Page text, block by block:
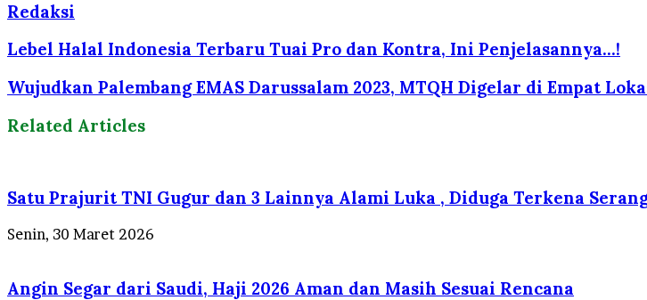
Redaksi
Lebel Halal Indonesia Terbaru Tuai Pro dan Kontra, Ini Penjelasannya...!
Wujudkan Palembang EMAS Darussalam 2023, MTQH Digelar di Empat
Related Articles
Satu Prajurit TNI Gugur dan 3 Lainnya Alami Luka , Diduga Terkena
Senin, 30 Maret 2026
Angin Segar dari Saudi, Haji 2026 Aman dan Masih Sesuai Rencana